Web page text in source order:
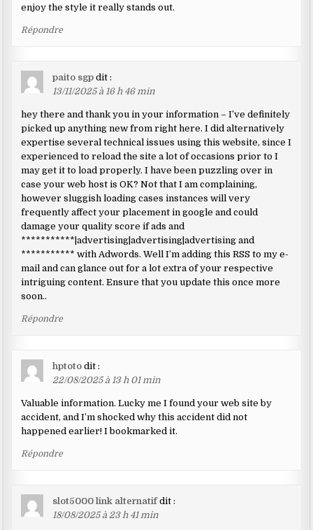
enjoy the style it really stands out.
Répondre
paito sgp dit :
13/11/2025 à 16 h 46 min
hey there and thank you in your information – I’ve definitely
picked up anything new from right here. I did alternatively
expertise several technical issues using this website, since I
experienced to reload the site a lot of occasions prior to I
may get it to load properly. I have been puzzling over in
case your web host is OK? Not that I am complaining,
however sluggish loading cases instances will very
frequently affect your placement in google and could
damage your quality score if ads and
***********|advertising|advertising|advertising and
*********** with Adwords. Well I’m adding this RSS to my e-
mail and can glance out for a lot extra of your respective
intriguing content. Ensure that you update this once more
soon..
Répondre
hptoto dit :
22/08/2025 à 13 h 01 min
Valuable information. Lucky me I found your web site by
accident, and I’m shocked why this accident did not
happened earlier! I bookmarked it.
Répondre
slot5000 link alternatif dit :
18/08/2025 à 23 h 41 min